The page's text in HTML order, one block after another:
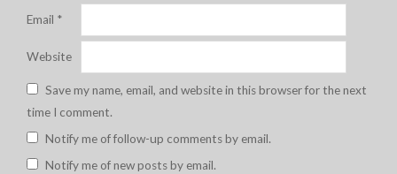
Email *
Website
Save my name, email, and website in this browser for the next
time I comment.
Notify me of follow-up comments by email.
Notify me of new posts by email.